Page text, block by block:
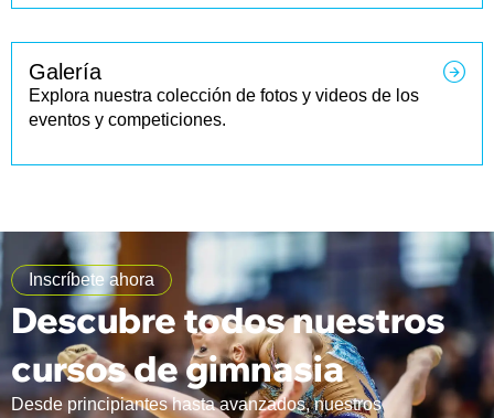
Galería
Explora nuestra colección de fotos y videos de los
eventos y competiciones.
Inscríbete ahora
Descubre todos nuestros
cursos de gimnasia
Desde principiantes hasta avanzados, nuestros